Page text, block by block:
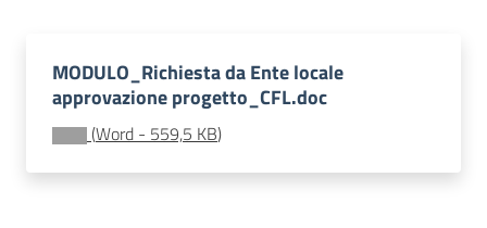
MODULO_Richiesta da Ente locale
approvazione progetto_CFL.doc
(Word - 559,5 KB)